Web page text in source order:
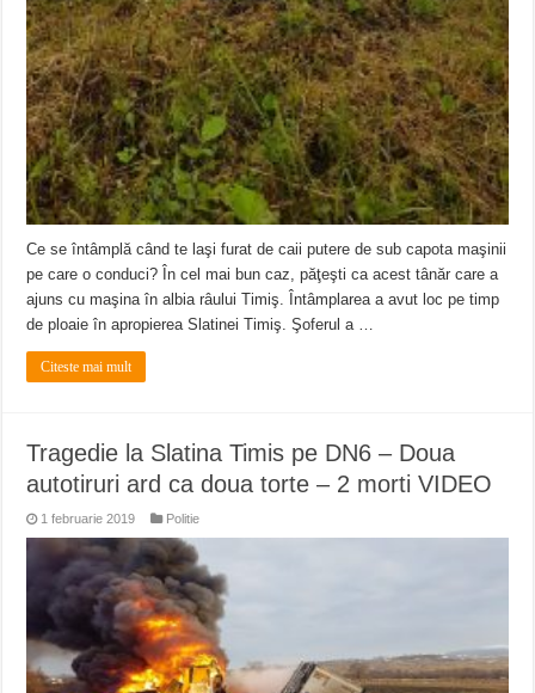
Ce se întâmplă când te laşi furat de caii putere de sub capota maşinii
pe care o conduci? În cel mai bun caz, păţeşti ca acest tânăr care a
ajuns cu maşina în albia râului Timiş. Întâmplarea a avut loc pe timp
de ploaie în apropierea Slatinei Timiş. Şoferul a …
Citeste mai mult
Tragedie la Slatina Timis pe DN6 – Doua
autotiruri ard ca doua torte – 2 morti VIDEO
1 februarie 2019 Politie